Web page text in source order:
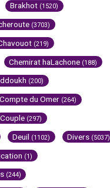
Brakhot (1520)
(3703)
(219)
Chemirat haLachone (188)
(200)
Compte du Omer (264)
Couple (297)
Deuil (1102) Divers (5037)
(1)
(244)